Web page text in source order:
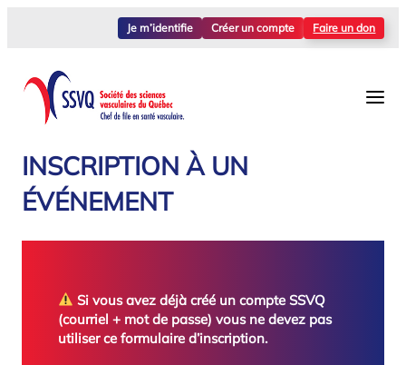
Je m’identifie Créer un compte Faire un don
INSCRIPTION À UN
ÉVÉNEMENT
Si vous avez déjà créé un compte SSVQ
(courriel + mot de passe) vous ne devez pas
utiliser ce formulaire d’inscription.